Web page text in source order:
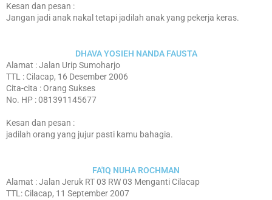
Kesan dan pesan :
Jangan jadi anak nakal tetapi jadilah anak yang pekerja keras.
DHAVA YOSIEH NANDA FAUSTA
Alamat : Jalan Urip Sumoharjo
TTL : Cilacap, 16 Desember 2006
Cita-cita : Orang Sukses
No. HP : 081391145677
Kesan dan pesan :
jadilah orang yang jujur pasti kamu bahagia.
FA'IQ NUHA ROCHMAN
Alamat : Jalan Jeruk RT 03 RW 03 Menganti Cilacap
TTL: Cilacap, 11 September 2007